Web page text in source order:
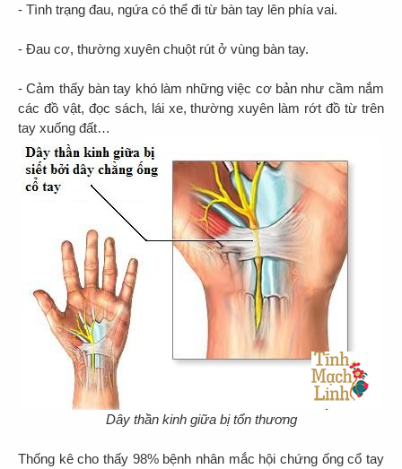
- Tình trạng đau, ngứa có thể đi từ bàn tay lên phía vai.
- Đau cơ, thường xuyên chuột rút ở vùng bàn tay.
- Cảm thấy bàn tay khó làm những việc cơ bản như cầm nắm
các đồ vật, đọc sách, lái xe, thường xuyên làm rớt đồ từ trên
tay xuống đất…
Dây thần kinh giữa bị tổn thương
Thống kê cho thấy 98% bệnh nhân mắc hội chứng ống cổ tay